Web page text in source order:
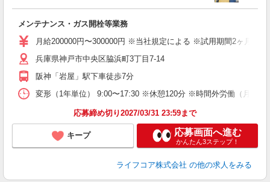
メンテナンス・ガス開栓等業務
月給200000円〜300000円 ※当社規定による ※試用期間2ヶ月間
兵庫県神戸市中央区脇浜町3丁目7-14
阪神「岩屋」駅下車徒歩7分
変形（1年単位） 9:00〜17:30 ※休憩120分 ※時間外労働（月平均
応募締め切り2027/03/31 23:59まで
キープ 応募画面へ進む
かんたん3ステップ！
ライフコア株式会社 の他の求人をみる